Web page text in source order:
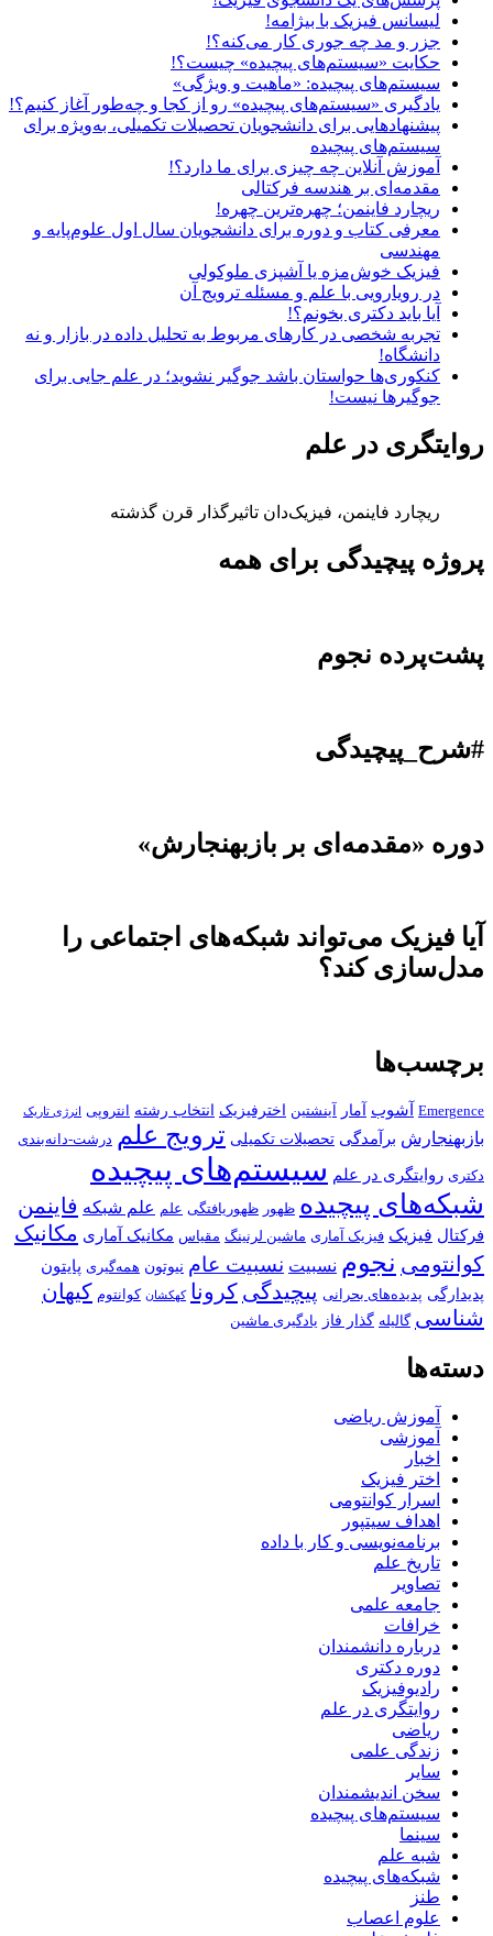
لیسانس فیزیک با بیژامه!
جزر و مد چه جوری کار می‌کنه؟!
حکایت «سیستم‌های پیچیده» چیست؟!
سیستم‌های پیچیده: «ماهیت و ویژگی‌»
یادگیری «سیستم‌های پیچیده» رو از کجا و چه‌طور آغاز کنیم؟!
پیشنهادهایی برای دانشجویان تحصیلات تکمیلی، به‌ویژه برای
سیستم‌های پیچیده
آموزش آنلاین چه چیزی برای ما دارد؟!
مقدمه‌ای بر هندسه فرکتالی
ریچارد فاینمن؛ چهره‌ترین چهره!
معرفی کتاب و دوره برای دانشجویان سال اول علوم‌پایه و
مهندسی
فیزیک خوش‌مزه یا آشپزی ملوکولی
در رویارویی با علم و مسئله ترویج آن
آیا باید دکتری بخونم؟!
تجربه شخصی در کارهای مربوط به تحلیل داده در بازار و نه
دانشگاه!
کنکوری‌ها حواستان باشد جوگیر نشوید؛ در علم جایی برای
جوگیرها نیست!
روایتگری در علم
ریچارد فاینمن، فیزیک‌دان تاثیرگذار قرن گذشته
پروژه پیچیدگی برای همه
پشت‌پرده نجوم
#شرح_پیچیدگی
دوره «مقدمه‌ای بر بازبهنجارش»
آیا فیزیک می‌تواند شبکه‌های اجتماعی را
مدل‌سازی کند؟
برچسب‌ها
Emergence آشوب آمار آینشتین اخترفیزیک انتخاب رشته انتروپی انرژی تاریک
بازبهنجارش برآمدگی تحصیلات تکمیلی ترویج علم درشت-دانه‌بندی
دکتری روایتگری در علم سیستم‌های پیچیده
شبکه‌های پیچیده ظهور ظهوریافتگی علم علم شبکه فاینمن
فرکتال فیزیک فیزیک آماری ماشین لرنینگ مقیاس مکانیک آماری مکانیک
کوانتومی نجوم نسبیت نسبیت عام نیوتون همه‌گیری پایتون
پدیدارگی پدیده‌های بحرانی پیچیدگی کرونا کهکشان کوانتوم کیهان
شناسی گالیله گذار فاز یادگیری ماشین
دسته‌ها
آموزش ریاضی
آموزشی
اخبار
اختر فیزیک
اسرار کوانتومی
اهداف سیتپور
برنامه‌نویسی و کار با داده
تاریخ علم
تصاویر
جامعه علمی
خرافات
درباره دانشمندان
دوره دکتری
رادیوفیزیک
روایتگری در علم
ریاضی
زندگی علمی
سایر
سخن اندیشمندان
سیستم‌های پیچیده
سینما
شبه علم
شبکه‌های پیچیده
طنز
علوم اعصاب